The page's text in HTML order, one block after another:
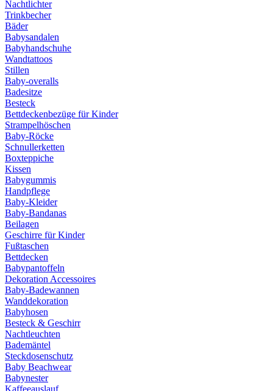
Nachtlichter
Trinkbecher
Bäder
Babysandalen
Babyhandschuhe
Wandtattoos
Stillen
Baby-overalls
Badesitze
Besteck
Bettdeckenbezüge für Kinder
Strampelhöschen
Baby-Röcke
Schnullerketten
Boxteppiche
Kissen
Babygummis
Handpflege
Baby-Kleider
Baby-Bandanas
Beilagen
Geschirre für Kinder
Fußtaschen
Bettdecken
Babypantoffeln
Dekoration Accessoires
Baby-Badewannen
Wanddekoration
Babyhosen
Besteck & Geschirr
Nachtleuchten
Bademäntel
Steckdosenschutz
Baby Beachwear
Babynester
Kaffeeauslauf